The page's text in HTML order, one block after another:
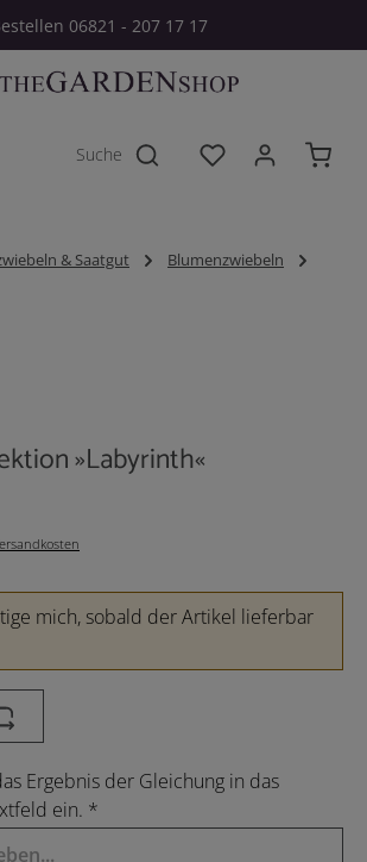
06821 - 207 17 17
Du hast 0
& Saatgut
Blumenzwiebeln
»Labyrinth«
mich, sobald der Artikel lieferbar
Ergebnis der Gleichung in das
ein. *